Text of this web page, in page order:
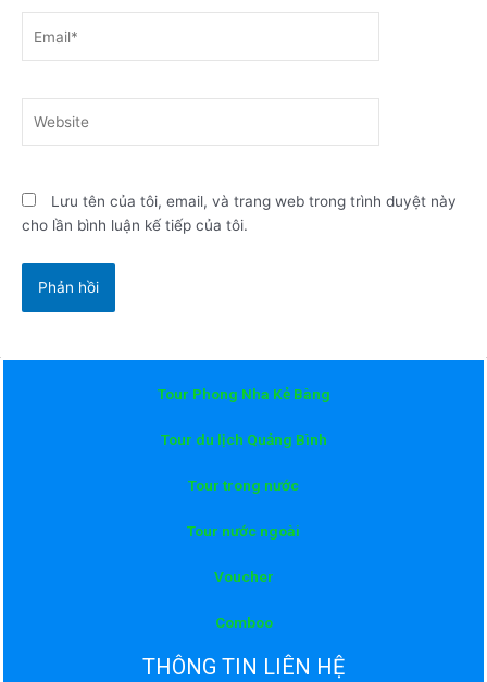
Lưu tên của tôi, email, và trang web trong trình duyệt này
cho lần bình luận kế tiếp của tôi.
Tour Phong Nha Kẻ Bàng
Tour du lịch Quảng Bình
Tour trong nước
Tour nước ngoài
Voucher
Comboo
THÔNG TIN LIÊN HỆ